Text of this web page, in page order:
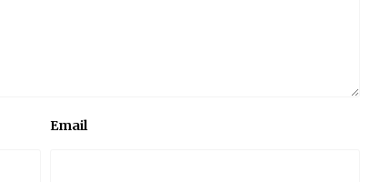
Email